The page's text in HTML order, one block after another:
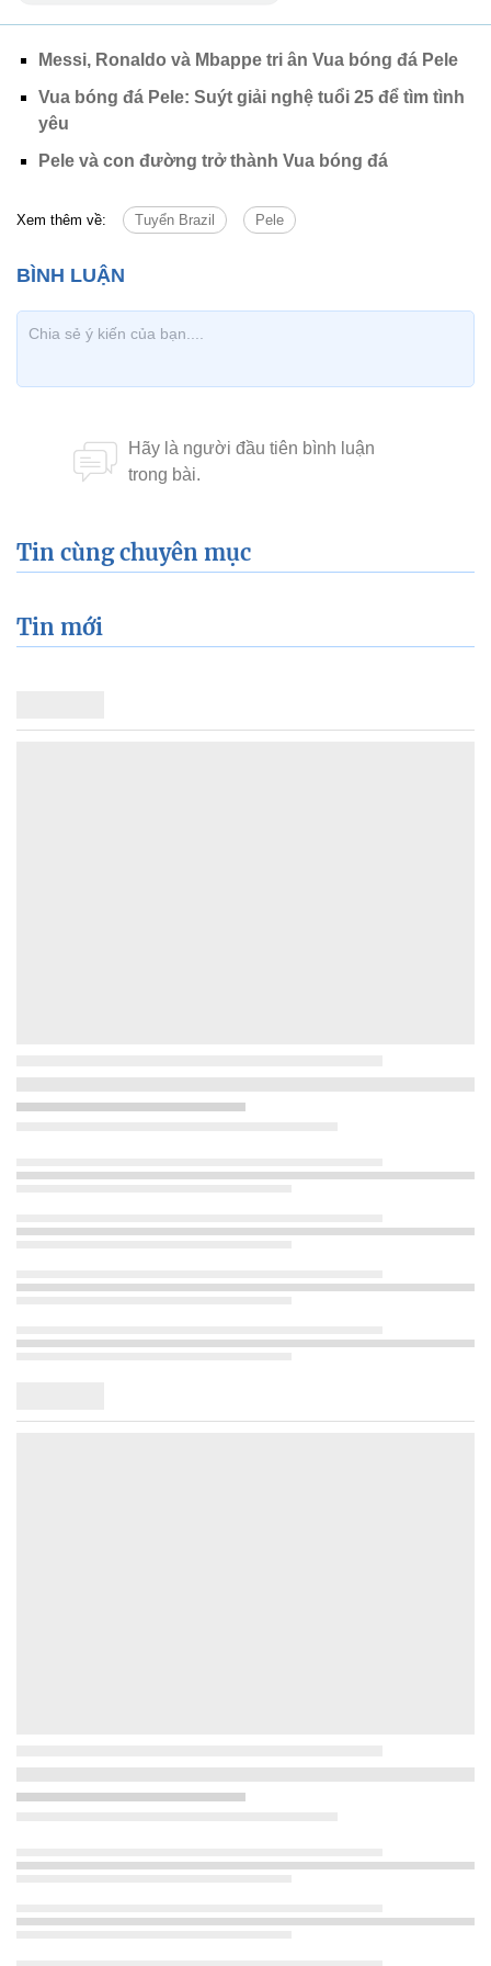
Messi, Ronaldo và Mbappe tri ân Vua bóng đá Pele
Vua bóng đá Pele: Suýt giải nghệ tuổi 25 để tìm tình
yêu
Pele và con đường trở thành Vua bóng đá
Xem thêm về: Tuyển Brazil Pele
Tin cùng chuyên mục
Tin mới